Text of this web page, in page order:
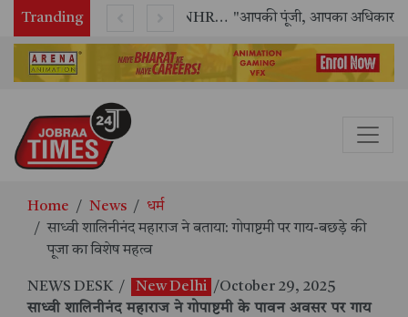
Tranding "आपकी पूंजी, आपका अधिकार" अभियान का भव्य शुभारंभ
Home News
धर्म
साध्वी शालिनीनंद महाराज ने बताया: गोपाष्टमी पर गाय-बछड़े की
पूजा का विशेष महत्व
NEWS DESK / New Delhi /October 29, 2025
साध्वी शालिनीनंद महाराज ने गोपाष्टमी के पावन अवसर पर गाय